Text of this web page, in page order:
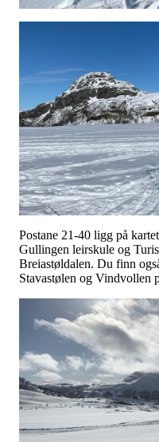
Postane 21-40 ligg på kartet
Gullingen leirskule og
Breiastøldalen. Du finn
Stavastølen og Vindvollen